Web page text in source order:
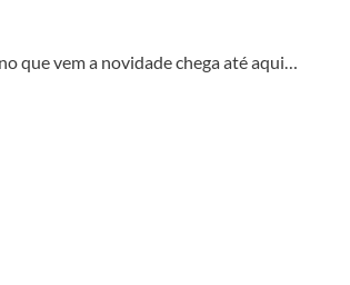
que vem a novidade chega até aqui…